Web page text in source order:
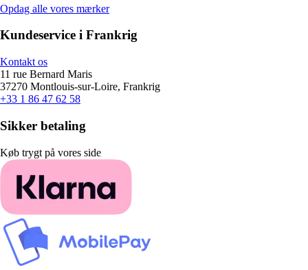
Opdag alle vores mærker
Kundeservice i Frankrig
Kontakt os
11 rue Bernard Maris
37270 Montlouis-sur-Loire, Frankrig
+33 1 86 47 62 58
Sikker betaling
Køb trygt på vores side